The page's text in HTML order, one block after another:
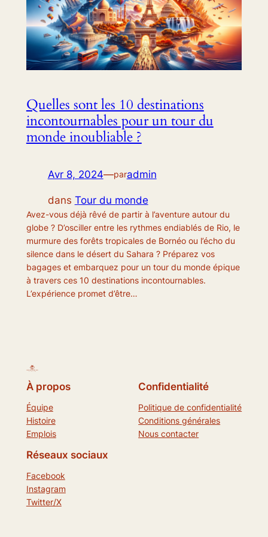
Quelles sont les 10 destinations
incontournables pour un tour du
monde inoubliable ?
Avr 8, 2024—paradmin
dans Tour du monde
Avez-vous déjà rêvé de partir à l’aventure autour du
globe ? D’osciller entre les rythmes endiablés de Rio, le
murmure des forêts tropicales de Bornéo ou l’écho du
silence dans le désert du Sahara ? Préparez vos
bagages et embarquez pour un tour du monde épique
à travers ces 10 destinations incontournables.
L’expérience promet d’être…
À propos
Équipe
Histoire
Emplois
Confidentialité
Politique de confidentialité
Conditions générales
Nous contacter
Réseaux sociaux
Facebook
Instagram
Twitter/X